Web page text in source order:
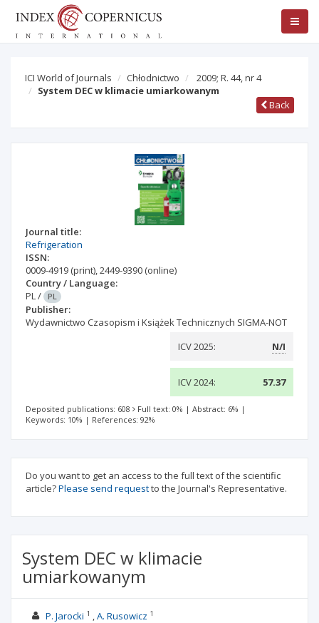
ICI World of Journals Chłodnictwo
2009; R. 44, nr 4
System DEC w klimacie umiarkowanym
Back
Journal title:
Refrigeration
ISSN:
0009-4919 (print),2449-9390 (online)
Country / Language:
PL/ PL
Publisher:
Wydawnictwo Czasopism i Książek Technicznych SIGMA-NOT
ICV 2025:
N/I
ICV 2024: 57.37
Deposited publications: 608 Full text: 0% | Abstract: 6% |
Keywords: 10% | References: 92%
Do you want to get an access to the full text of the scientific
article?Please send requestto the Journal's Representative.
System DEC w klimacie
umiarkowanym
P. Jarocki 1 A. Rusowicz 1